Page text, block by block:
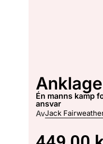
én manns kamp for å stille nazistene til
ansvar
AvJack